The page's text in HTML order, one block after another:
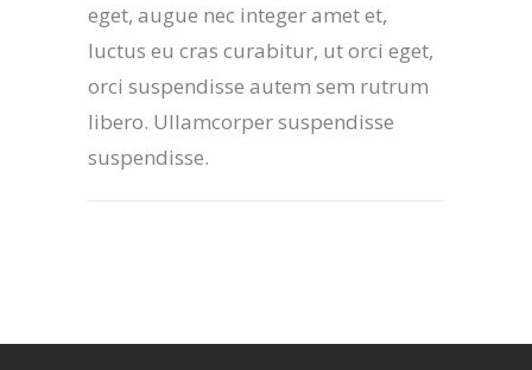
eget, augue nec integer amet et,
luctus eu cras curabitur, ut orci eget,
orci suspendisse autem sem rutrum
libero. Ullamcorper suspendisse
suspendisse.